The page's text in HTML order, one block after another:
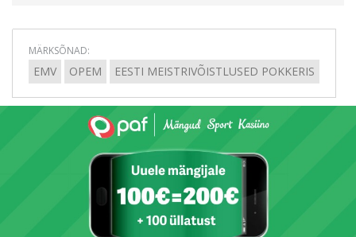
MÄRKSÕNAD:
EMV OPEM EESTI MEISTRIVÕISTLUSED POKKERIS